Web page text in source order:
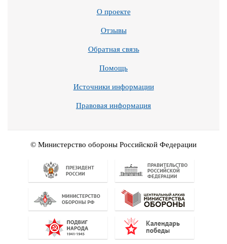
О проекте
Отзывы
Обратная связь
Помощь
Источники информации
Правовая информация
© Министерство обороны Российской Федерации